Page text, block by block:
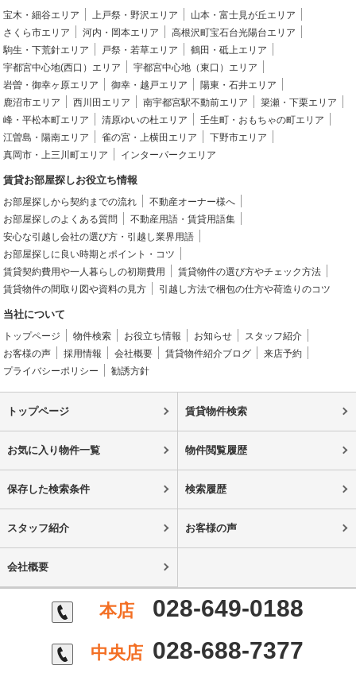
宝木・細谷エリア 上戸祭・野沢エリア
山本・富士見が丘エリア
さくら市エリア
河内・岡本エリア
高根沢町宝石台光陽台エリア
駒生・下荒針エリア
戸祭・若草エリア
鶴田・砥上エリア
宇都宮中心地(西口）エリア
宇都宮中心地（東口）エリア
岩曽・御幸ヶ原エリア
御幸・越戸エリア
陽東・石井エリア
鹿沼市エリア
西川田エリア 南宇都宮駅不動前エリア
簗瀬・下栗エリア
峰・平松本町エリア
清原ゆいの杜エリア
壬生町・おもちゃの町エリア
江曽島・陽南エリア
雀の宮・上横田エリア
下野市エリア
真岡市・上三川町エリア
インターパークエリア
賃貸お部屋探しお役立ち情報
お部屋探しから契約までの流れ
不動産オーナー様へ
お部屋探しのよくある質問
不動産用語・賃貸用語集
安心な引越し会社の選び方・引越し業界用語
お部屋探しに良い時期とポイント・コツ
賃貸契約費用や一人暮らしの初期費用
賃貸物件の選び方やチェック方法
賃貸物件の間取り図や資料の見方
引越し方法で梱包の仕方や荷造りのコツ
当社について
トップページ 物件検索 お役立ち情報 お知らせ
スタッフ紹介
お客様の声
採用情報 会社概要 賃貸物件紹介ブログ
来店予約
プライバシーポリシー
勧誘方針
トップページ 賃貸物件検索
お気に入り物件一覧 物件閲覧履歴
保存した検索条件 検索履歴
スタッフ紹介 お客様の声
会社概要
本店 028-649-0188
中央店 028-688-7377